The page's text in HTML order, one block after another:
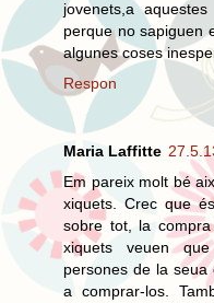
jovenets,a
perque no sapiguen
algunes coses
Respon
Maria Laffitte
Em pareix molt bé
xiquets. Crec que
sobre tot, la
xiquets veuen
persones de la
a comprar-los.